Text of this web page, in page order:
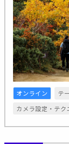
オンライン テ
カメラ設定・テク